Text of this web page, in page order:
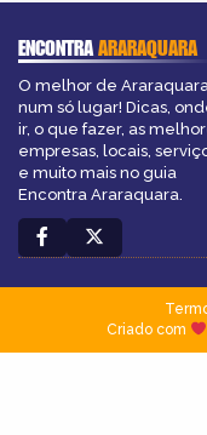
ENCONTRAARARAQUARA
O melhor de Araraquara
num só lugar! Dicas,
ir, o que fazer, as
empresas, locais,
e muito mais no guia
Encontra Araraquara.
Criado com